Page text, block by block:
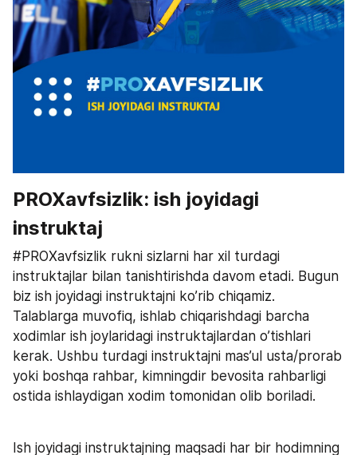
PROXavfsizlik: ish joyidagi
instruktaj
#PROXavfsizlik rukni sizlarni har xil turdagi
instruktajlar bilan tanishtirishda davom etadi. Bugun
biz ish joyidagi instruktajni ko’rib chiqamiz.
Talablarga muvofiq, ishlab chiqarishdagi barcha
xodimlar ish joylaridagi instruktajlardan o’tishlari
kerak. Ushbu turdagi instruktajni mas’ul usta/prorab
yoki boshqa rahbar, kimningdir bevosita rahbarligi
ostida ishlaydigan xodim tomonidan olib boriladi.
Ish joyidagi instruktajning maqsadi har bir hodimning